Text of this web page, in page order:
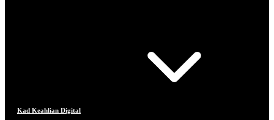
Kad Keahlian Digital